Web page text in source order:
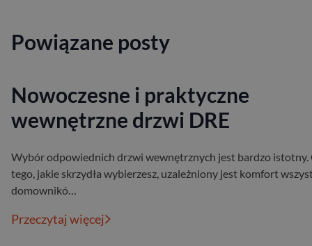
Powiązane posty
Nowoczesne i praktyczne
wewnętrzne drzwi DRE
Wybór odpowiednich drzwi wewnętrznych jest bardzo istotny.
tego, jakie skrzydła wybierzesz, uzależniony jest komfort
domownikó…
Przeczytaj więcej